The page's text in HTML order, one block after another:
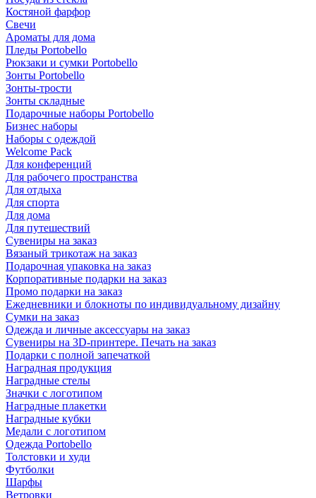
Костяной фарфор
Свечи
Ароматы для дома
Пледы Portobello
Рюкзаки и сумки Portobello
Зонты Portobello
Зонты-трости
Зонты складные
Подарочные наборы Portobello
Бизнес наборы
Наборы с одеждой
Welcome Pack
Для конференций
Для рабочего пространства
Для отдыха
Для спорта
Для дома
Для путешествий
Сувениры на заказ
Вязаный трикотаж на заказ
Подарочная упаковка на заказ
Корпоративные подарки на заказ
Промо подарки на заказ
Ежедневники и блокноты по индивидуальному дизайну
Сумки на заказ
Одежда и личные аксессуары на заказ
Сувениры на 3D-принтере. Печать на заказ
Подарки с полной запечаткой
Наградная продукция
Наградные стелы
Значки с логотипом
Наградные плакетки
Наградные кубки
Медали с логотипом
Одежда Portobello
Толстовки и худи
Футболки
Шарфы
Ветровки